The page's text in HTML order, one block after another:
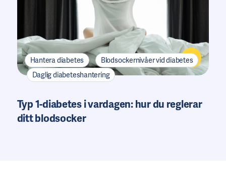
Hantera diabetes
Blodsockernivåer vid diabetes
Daglig diabeteshantering
Typ 1-diabetes i vardagen: hur du reglerar
ditt blodsocker